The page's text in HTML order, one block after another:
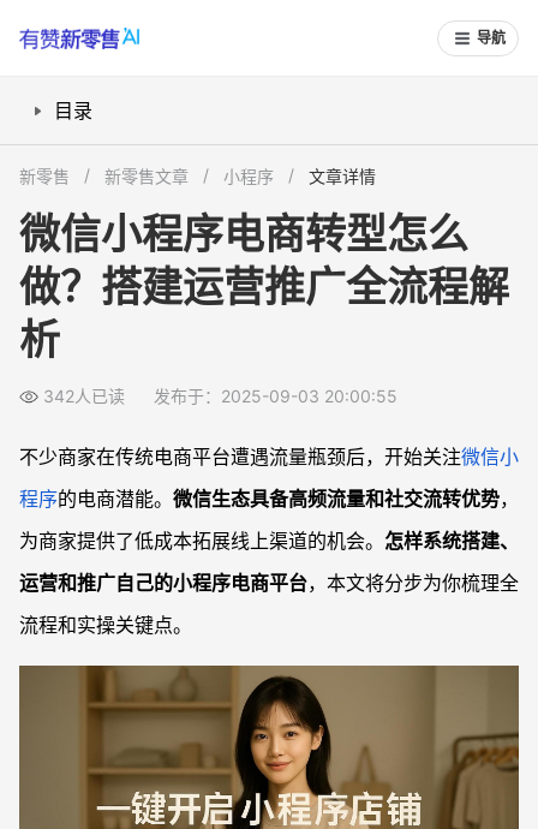
导航
目录
怎么利用营销工具提升复购和销售额？
小程序后台如何实现高效运营和数据管理？
常见问题
搭建微信电商小程序需要哪些技术和资金门槛？
如何持续提升小程序电商的流量和转化率？
新零售 新零售文章 小程序 文章详情
微信小程序电商转型怎么
做？搭建运营推广全流程解
析
342人已读 发布于：2025-09-03 20:00:55
不少商家在传统电商平台遭遇流量瓶颈后，开始关注微信小
程序的电商潜能。 微信生态具备高频流量和社交流转优势，
为商家提供了低成本拓展线上渠道的机会。 怎样系统搭建、
运营和推广自己的小程序电商平台，本文将分步为你梳理全
流程和实操关键点。